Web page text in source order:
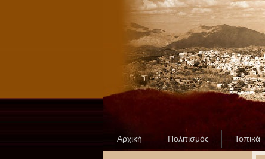
Αρχική Πολιτισμός Τοπικά